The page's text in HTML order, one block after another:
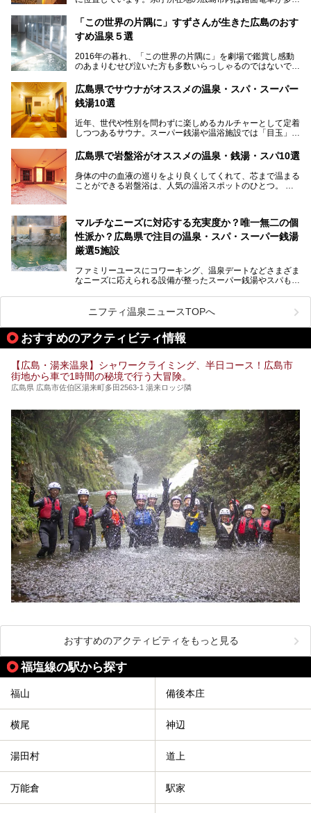
厳島神社と原爆ドームの2つの世界文化遺産があり、年間を
通して多数の観光客が訪れます。工業都市として栄えた呉市
や、坂の町・尾道市など、ゆっくり訪れたい町や観光スポッ
モン、全国にファンが多い広島風お好み焼きなどのグルメも
充実。
銭湯をご紹介します。
「この世界の片隅に」すずさんが生きた広島のおす
すめ温泉５選
2016年の暮れ、「この世界の片隅に」を劇場で鑑賞し感動
のあまりむせび泣いた方も多数いらっしゃるのではないでし
あの夏のヒロシマを生きた主人公すずさんの笑顔が、今もど
こかに輝きつづけていることをふと思い浮かべます。
そんな映画の舞台となった広島県呉市を中心に、広島のおす
広島県でサウナがオススメの温泉・スパ・スーパー
銭湯10選
近年、世代や性別を問わずに楽しめるカルチャーとして定着
しつつあるサウナ。スーパー銭湯や温浴施設では「目玉」と
わりと身体の内部を温めて発汗を促すサウナは、リフレッシ
ュ効果はもちろん、代謝が高まり健康や美容にも良い影響が
期待されます。今回はそんなサウナにこだわった、広島県内
のオススメ温泉・銭湯・スパ10ヶ所を紹介させていただき
ます。
広島県で岩盤浴がオススメの温泉・銭湯・スパ10選
身体の中の血液の巡りをより良くしてくれて、芯まで温まる
ことができる岩盤浴は、人気の温浴スポットのひとつ。
ここでは、温泉や銭湯と一緒に岩盤浴が楽しむことができ
る、広島県でオススメの温泉・銭湯・スパをご紹介していき
ます！
マルチなニーズに対応する充実度か？唯一無二の個
性派か？広島県で注目の温泉・スパ・スーパー銭湯
厳選5施設
ファミリーユースにコワーキング、温泉デートなどさまざま
なニーズに応えられる設備が整ったスーパー銭湯やスパも、
いった個性が魅力の温泉も、どちらも充実している広島県。
今回は、そんな広島県にある温浴施設のなかから、筆者が
「一度訪ねてみたい」と気になっている魅力的な施設を5件
ピックアップして紹介します。
※2021/07/30時点の情報です。
ニフティ温泉ニュースTOPへ
おすすめのアクティビティ情報
【広島・湯来温泉】シャワークライミング、半日コース！広島市
街地から車で1時間の秘境で行う大冒険。
広島県 広島市佐伯区湯来町多田2563-1 湯来ロッジ隣
おすすめのアクティビティをもっと見る
福塩線の駅から探す
福山 備後本庄
横尾 神辺
湯田村 道上
万能倉 駅家